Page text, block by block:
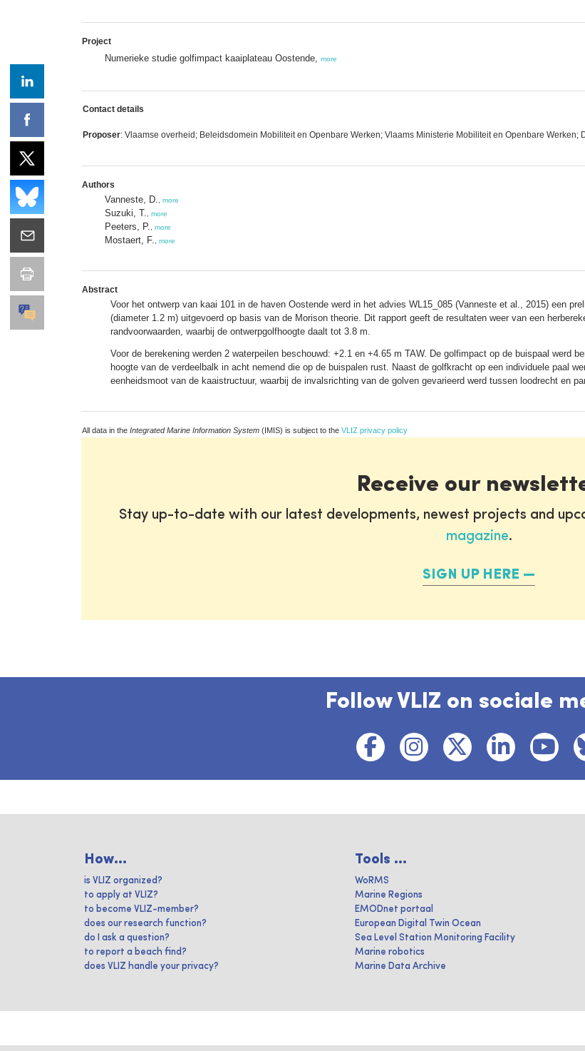
Project
Numerieke studie golfimpact kaaiplateau Oostende, more
Contact details
Proposer: Vlaamse overheid; Beleidsdomein Mobiliteit en Openbare Werken; Vlaams Ministerie Mobiliteit en Openbare Werken;
Authors
Vanneste, D. more
Suzuki, T. more
Peeters, P. more
Mostaert, F. more
Abstract
Voor het ontwerp van kaai 101 in de haven Oostende werd in het advies WL15_085 (Vanneste et al., 2015) een
(diameter 1.2 m) uitgevoerd op basis van de Morison theorie. Dit rapport geeft de resultaten weer van een
randvoorwaarden, waarbij de ontwerpgolfhoogte daalt tot 3.8 m.
Voor de berekening werden 2 waterpeilen beschouwd: +2.1 en +4.65 m TAW. De golfimpact op de buispaal werd
hoogte van de verdeelbalk in acht nemend die op de buispalen rust. Naast de golfkracht op een individuele paal
eenheidsmoot van de kaaistructuur, waarbij de invalsrichting van de golven gevarieerd werd tussen loodrecht en
All data in the Integrated Marine Information System (IMIS) is subject to the VLIZ privacy policy
Receive our
Stay up-to-date with our latest developments, newest projects and
magazine.
SIGN UP HERE
Follow VLIZ on sociale
How...
is VLIZ organized?
to apply at VLIZ?
to become VLIZ-member?
does our research function?
do I ask a question?
to report a beach find?
does VLIZ handle your privacy?
Tools ...
WoRMS
Marine Regions
EMODnet portaal
European Digital Twin Ocean
Sea Level Station Monitoring Facility
Marine robotics
Marine Data Archive